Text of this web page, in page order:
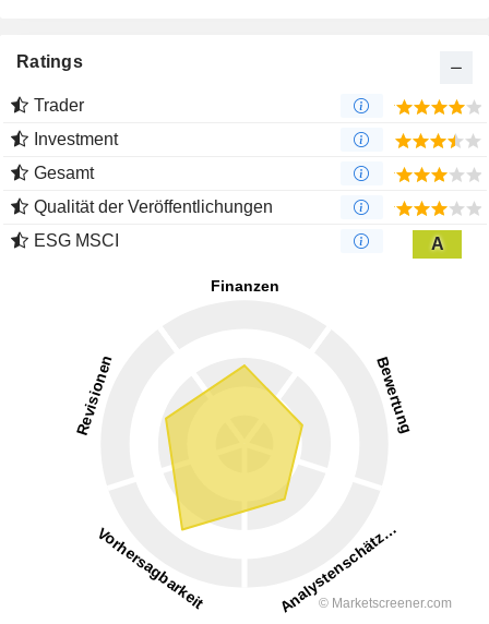
Ratings
Trader
Investment
Gesamt
Qualität der Veröffentlichungen
ESG MSCI
A